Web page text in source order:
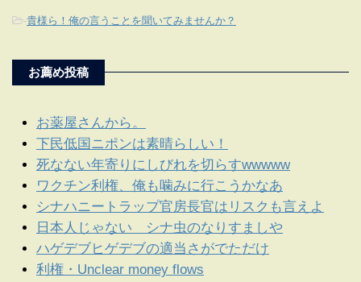
-貴様ら！俺の言うことを聞いてみませんか？
お薦め投稿
お薬屋さんから。
下民低国ニポンは素晴らしい！
死なない年寄りにしびれを切らすwwwww
ワクチン利権、俺も噛みに行こうかなあ
シナハニートラップ官房長官はリスクも言えよ
日本人じゃない シナ虫のなりすましや
ハゲデブヒゲデブの適当さがでただけ
利権・Unclear money flows